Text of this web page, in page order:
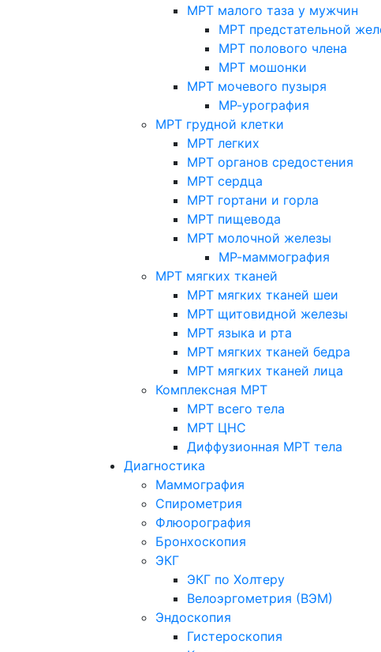
МРТ малого таза у мужчин
МРТ предстательной
МРТ полового члена
МРТ мошонки
МРТ мочевого пузыря
МР-урография
МРТ грудной клетки
МРТ легких
МРТ органов средостения
МРТ сердца
МРТ гортани и горла
МРТ пищевода
МРТ молочной железы
МР-маммография
МРТ мягких тканей
МРТ мягких тканей шеи
МРТ щитовидной железы
МРТ языка и рта
МРТ мягких тканей бедра
МРТ мягких тканей лица
Комплексная МРТ
МРТ всего тела
МРТ ЦНС
Диффузионная МРТ тела
Диагностика
Маммография
Спирометрия
Флюорография
Бронхоскопия
ЭКГ
ЭКГ по Холтеру
Велоэргометрия (ВЭМ)
Эндоскопия
Гистероскопия